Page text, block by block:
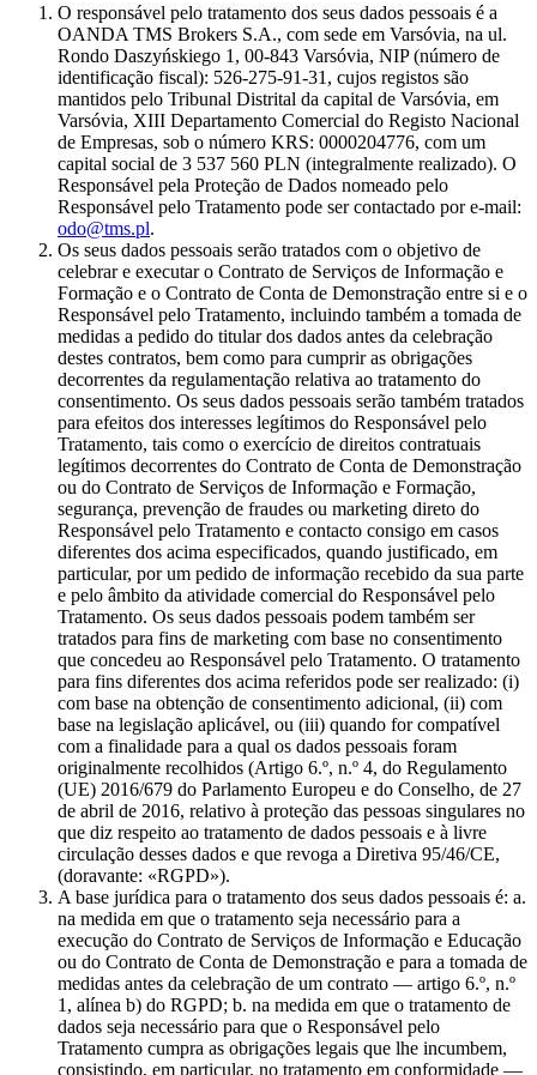
O responsável pelo tratamento dos seus dados pessoais é a
OANDA TMS Brokers S.A., com sede em Varsóvia, na ul.
Rondo Daszyńskiego 1, 00-843 Varsóvia, NIP (número de
identificação fiscal): 526-275-91-31, cujos registos são
mantidos pelo Tribunal Distrital da capital de Varsóvia, em
Varsóvia, XIII Departamento Comercial do Registo Nacional
de Empresas, sob o número KRS: 0000204776, com um
capital social de 3 537 560 PLN (integralmente realizado). O
Responsável pela Proteção de Dados nomeado pelo
Responsável pelo Tratamento pode ser contactado por e-mail:
odo@tms.pl.
Os seus dados pessoais serão tratados com o objetivo de
celebrar e executar o Contrato de Serviços de Informação e
Formação e o Contrato de Conta de Demonstração entre si e o
Responsável pelo Tratamento, incluindo também a tomada de
medidas a pedido do titular dos dados antes da celebração
destes contratos, bem como para cumprir as obrigações
decorrentes da regulamentação relativa ao tratamento do
consentimento. Os seus dados pessoais serão também tratados
para efeitos dos interesses legítimos do Responsável pelo
Tratamento, tais como o exercício de direitos contratuais
legítimos decorrentes do Contrato de Conta de Demonstração
ou do Contrato de Serviços de Informação e Formação,
segurança, prevenção de fraudes ou marketing direto do
Responsável pelo Tratamento e contacto consigo em casos
diferentes dos acima especificados, quando justificado, em
particular, por um pedido de informação recebido da sua parte
e pelo âmbito da atividade comercial do Responsável pelo
Tratamento. Os seus dados pessoais podem também ser
tratados para fins de marketing com base no consentimento
que concedeu ao Responsável pelo Tratamento. O tratamento
para fins diferentes dos acima referidos pode ser realizado: (i)
com base na obtenção de consentimento adicional, (ii) com
base na legislação aplicável, ou (iii) quando for compatível
com a finalidade para a qual os dados pessoais foram
originalmente recolhidos (Artigo 6.º, n.º 4, do Regulamento
(UE) 2016/679 do Parlamento Europeu e do Conselho, de 27
de abril de 2016, relativo à proteção das pessoas singulares no
que diz respeito ao tratamento de dados pessoais e à livre
circulação desses dados e que revoga a Diretiva 95/46/CE,
(doravante: «RGPD»).
A base jurídica para o tratamento dos seus dados pessoais é: a.
na medida em que o tratamento seja necessário para a
execução do Contrato de Serviços de Informação e Educação
ou do Contrato de Conta de Demonstração e para a tomada de
medidas antes da celebração de um contrato — artigo 6.º, n.º
1, alínea b) do RGPD; b. na medida em que o tratamento de
dados seja necessário para que o Responsável pelo
Tratamento cumpra as obrigações legais que lhe incumbem,
consistindo, em particular, no tratamento em conformidade —